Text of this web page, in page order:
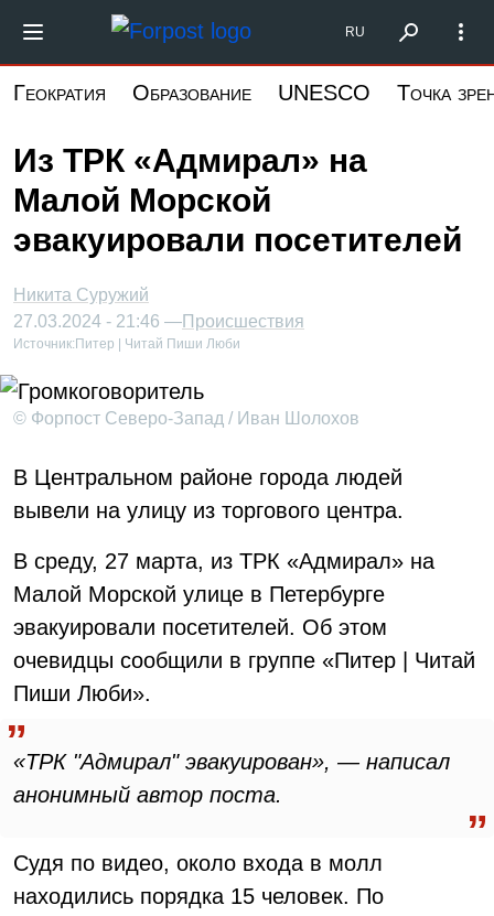
основному
Форпост Северо-Запад
RU
Геократия Образование UNESCO Точка
Из ТРК «Адмирал» на
Малой Морской
эвакуировали посетителей
Никита Суружий
27.03.2024 - 21:46 —Происшествия
Источник: Питер | Читай Пиши Люби
© Форпост Северо-Запад / Иван Шолохов
В Центральном районе города людей
вывели на улицу из торгового центра.
В среду, 27 марта, из ТРК «Адмирал» на
Малой Морской улице в Петербурге
эвакуировали посетителей. Об этом
очевидцы сообщили в группе «Питер | Читай
Пиши Люби».
«ТРК "Адмирал" эвакуирован», — написал
анонимный автор поста.
Судя по видео, около входа в молл
находились порядка 15 человек. По